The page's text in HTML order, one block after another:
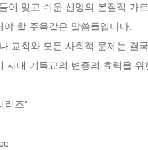
이 잊고 쉬운 신앙의 본질적 가
할 주옥같은 말씀들입니다.
교회와 모든 사회적 문제는 결
시대 기독교의 변증의 효력을
리즈”